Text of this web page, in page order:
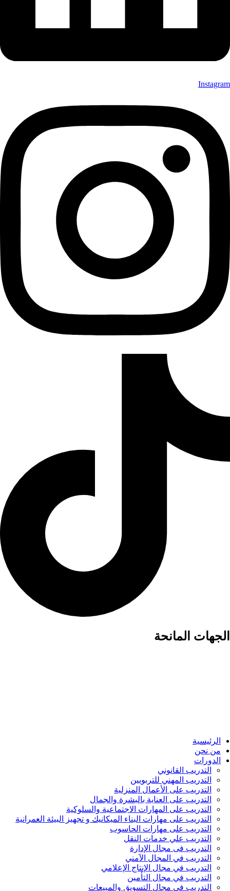
Instagram
الجهات المانحة
الرئيسية
من نحن
الدورات
التدريب القانوني
التدريب المهني للتربويين
التدريب على الأعمال المنزلية
التدريب على العناية بالبشرة والجمال
التدريب على المهارات الاجتماعية والسلوكية
التدريب على مهارات البناء الميكانيك و تجهيز البيئة العمرانية
التدريب على مهارات الحاسوب
التدريب علي خدمات النقل
التدريب فى مجال الإدارة
التدريب في المجال الآمني
التدريب في مجال الإنتاج الإعلامي
التدريب في مجال التأمين
التدريب في مجال التسويق والمبيعات